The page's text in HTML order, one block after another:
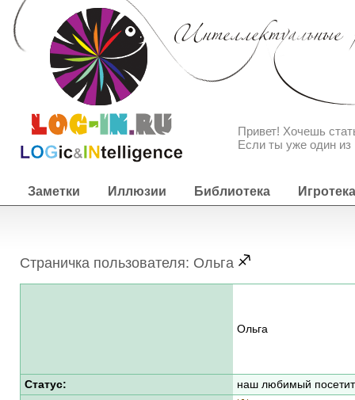
Привет! Хочешь
Если ты уже один из
Заметки Иллюзии Библиотека Игротека
Страничка пользователя: Ольга
Ольга
Статус:
наш любимый